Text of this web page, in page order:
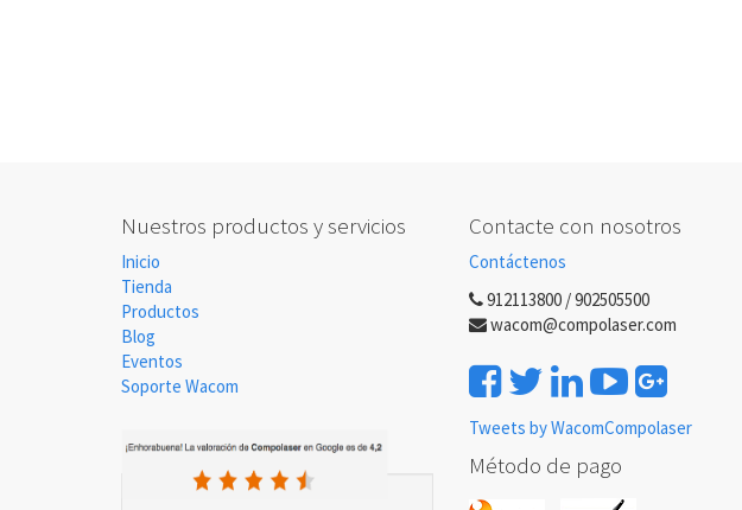
Nuestros productos y servicios
Inicio
Tienda
Productos
Blog
Eventos
Soporte Wacom
Contacte con nosotros
Contáctenos
912113800 / 902505500
wacom@compolaser.com
Tweets by WacomCompolaser
Método de pago